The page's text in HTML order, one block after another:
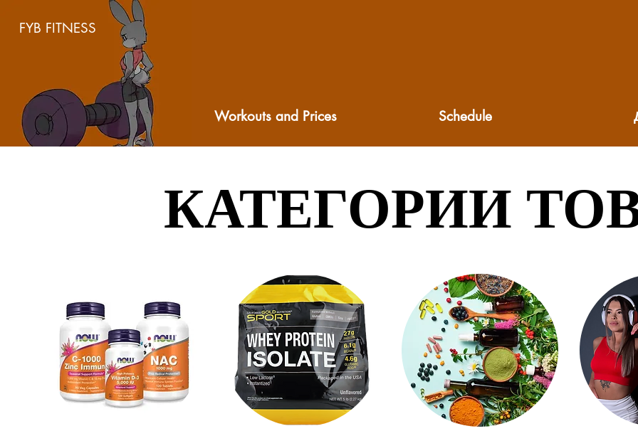
FYB FITNESS
Workouts and Prices Schedule
КАТЕГОРИИ
КАТЕГОРИИ